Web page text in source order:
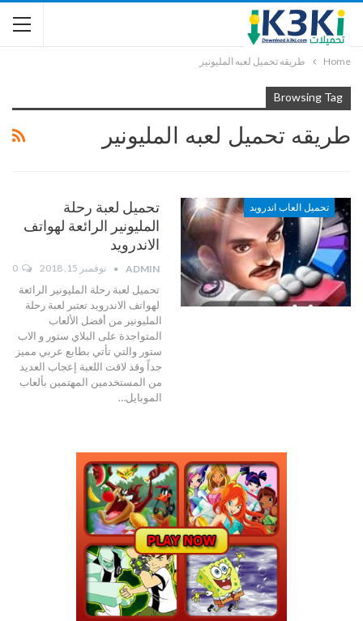
Home طريقه تحميل لعبه المليونير
Browsing Tag
طريقه تحميل لعبه المليونير
تحميل العاب اندرويد
تحميل لعبة رحلة
المليونير الرائعة لهواتف
الاندرويد
ADMIN نوفمبر 15, 2018
تحميل لعبة رحلة المليونير الرائعة
لهواتف الاندرويد تعتبر لعبة رحلة
المليونير من أفضل الألعاب
المتواجدة على البلاي ستور و الاب
ستور والتي تأتي بطابع عربي مميز
جداً وقد لاقت اللعبة إعجاب العديد
من المستخدمين المهتمين بألعاب
الموبايل…